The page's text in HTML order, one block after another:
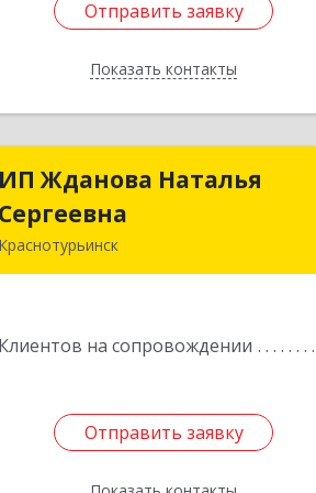
Отправить заявку
Показать контакты
Отправить заявку
Назад
ИП Жданова Наталья
Сергеевна
Краснотурьинск
Клиентов на сопровождении
Отправить заявку
ИП Жданова Наталья
Отправить заявку